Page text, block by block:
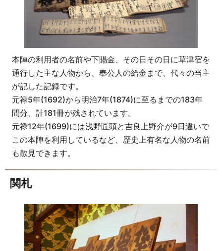
本陣の利用者の名前や下賜金、その日その日に草津宿を
通行した主な人物から、奉公人の給金まで、代々の当主
が記した記録です。
元禄5年(1692)から明治7年(1874)に至るまでの183年
間分、計181冊が残されています。
元禄12年(1699)には浅野匠頭と吉良上野介が9日違いで
この本陣を利用しているなど、歴史上有名な人物の名前
も散見できます。
関札